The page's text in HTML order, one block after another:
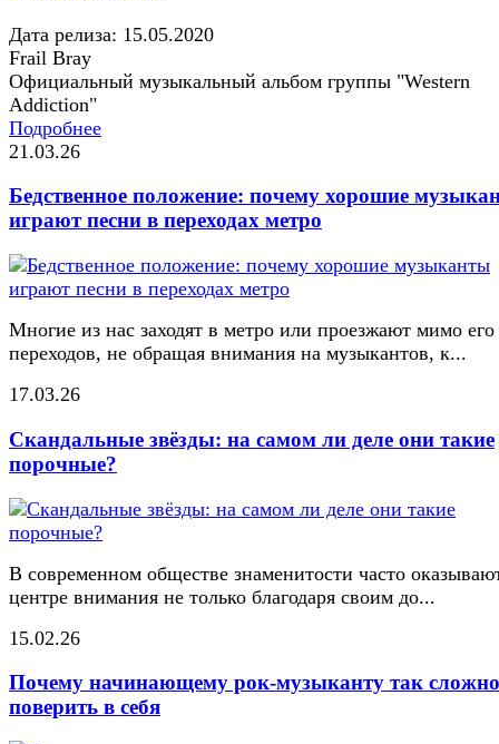
Дата релиза: 15.05.2020
Frail Bray
Официальный музыкальный альбом группы "Western
Addiction"
Подробнее
21.03.26
Бедственное положение: почему хорошие
играют песни в переходах метро
Многие из нас заходят в метро или проезжают мимо его
переходов, не обращая внимания на музыкантов, к...
17.03.26
Скандальные звёзды: на самом ли деле они такие
порочные?
В современном обществе знаменитости часто
центре внимания не только благодаря своим до...
15.02.26
Почему начинающему рок-музыканту так сложно
поверить в себя